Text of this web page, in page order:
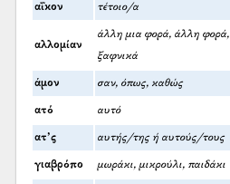
αΐκον τέτοιο/α
αλλομίαν
άλλη μια φορά, άλλη φορά,
ξαφνικά
άμον σαν, όπως, καθώς
ατό αυτό
ατ’ς αυτής/της ή αυτούς/τους
γιαβρόπο μωράκι, μικρούλι, παιδάκι